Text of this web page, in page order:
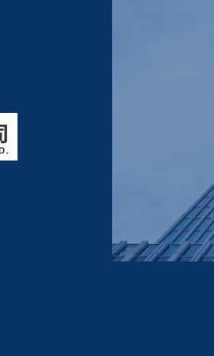
用